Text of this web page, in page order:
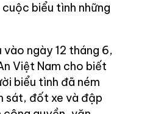
biểu tình những
vào ngày 12 tháng 6,
Việt Nam cho biết
biểu tình đã ném
sát, đốt xe và đập